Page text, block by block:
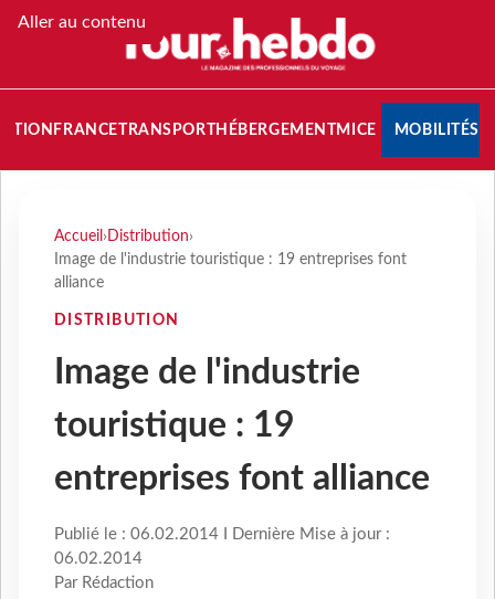
Aller au contenu
FRANCETRANSPORT HÉBERGEMENTMICE MOBILITÉS
Accueil › Distribution›
Image de l'industrie touristique : 19 entreprises font
alliance
DISTRIBUTION
Image de l'industrie
touristique : 19
entreprises font alliance
Publié le : 06.02.2014 I Dernière Mise à jour :
06.02.2014
Par Rédaction